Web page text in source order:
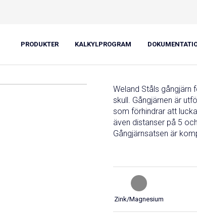
PRODUKTER KALKYLPROGRAM
Weland Ståls gångjärn
skull. Gångjärnen är
som förhindrar att
även distanser på 5
Gångjärnsatsen är
Zink/Magnesium